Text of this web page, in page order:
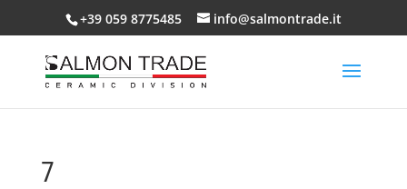
+39 059 8775485 info@salmontrade.it
7